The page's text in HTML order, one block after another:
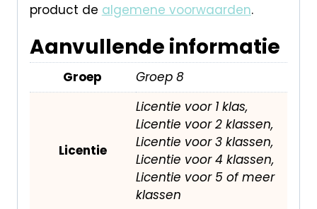
product de algemene voorwaarden.
Aanvullende informatie
Groep Groep 8
Licentie
Licentie voor 1 klas,
Licentie voor 2 klassen,
Licentie voor 3 klassen,
Licentie voor 4 klassen,
Licentie voor 5 of meer
klassen